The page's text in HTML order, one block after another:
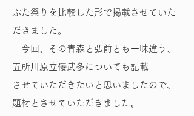
ぷた祭りを比較した形で掲載させていた
だきました。
今回、その青森と弘前とも一味違う、
五所川原立佞武多についても記載
させていただきたいと思いましたので、
題材とさせていただきました。